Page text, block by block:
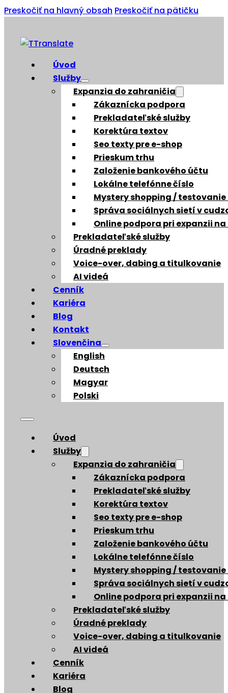
Preskočiť na hlavný obsah Preskočiť na pätičku
Úvod
Služby
Expanzia do zahraničia
Zákaznícka podpora
Prekladateľské služby
Korektúra textov
Seo texty pre e-shop
Prieskum trhu
Založenie bankového účtu
Lokálne telefónne číslo
Mystery shopping /
Správa sociálnych sietí v
Online podpora pri expanzii
Prekladateľské služby
Úradné preklady
Voice-over, dabing a titulkovanie
AI videá
Cenník
Kariéra
Blog
Kontakt
Slovenčina
English
Deutsch
Magyar
Polski
Úvod
Služby
Expanzia do zahraničia
Zákaznícka podpora
Prekladateľské služby
Korektúra textov
Seo texty pre e-shop
Prieskum trhu
Založenie bankového účtu
Lokálne telefónne číslo
Mystery shopping /
Správa sociálnych sietí v
Online podpora pri expanzii
Prekladateľské služby
Úradné preklady
Voice-over, dabing a titulkovanie
AI videá
Cenník
Kariéra
Blog